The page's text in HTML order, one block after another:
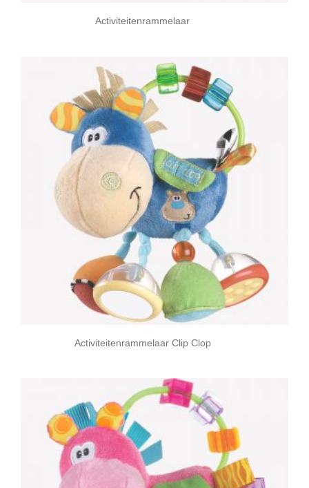
Activiteitenrammelaar
Activiteitenrammelaar Clip Clop